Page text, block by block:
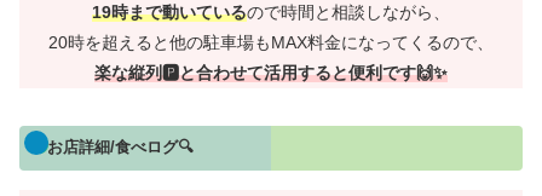
19時まで動いているので時間と相談しながら、
20時を超えると他の駐車場もMAX料金になってくるので、
楽な縦列🅿と合わせて活用すると便利です🙌✨
お店詳細/食べログ🔍